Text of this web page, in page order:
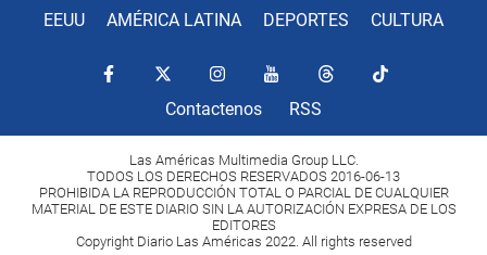
EEUU AMÉRICA LATINA DEPORTES CULTURA
Contactenos RSS
Las Américas Multimedia Group LLC.
TODOS LOS DERECHOS RESERVADOS 2016-06-13
PROHIBIDA LA REPRODUCCIÓN TOTAL O PARCIAL DE CUALQUIER
MATERIAL DE ESTE DIARIO SIN LA AUTORIZACIÓN EXPRESA DE LOS
EDITORES
Copyright Diario Las Américas 2022. All rights reserved